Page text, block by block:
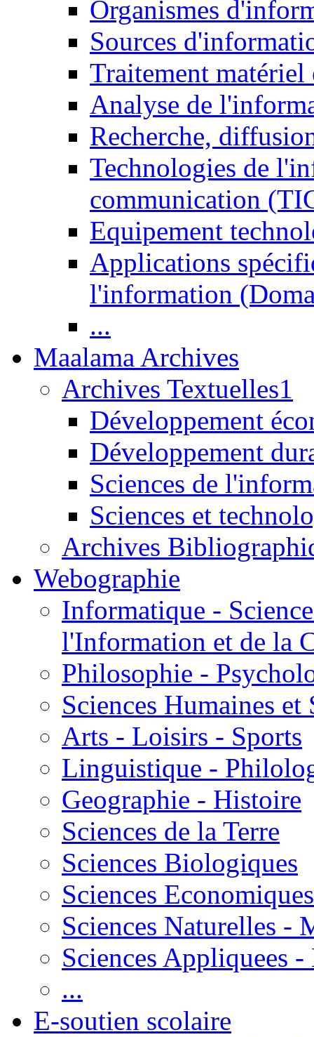
Organismes
Sources
Traitement matériel
Analyse de
Recherche,
Technologies de
communication
Equipement
Applications
l'information
...
Maalama Archives
Archives Textuelles1
Développement
Développement
Sciences de
Sciences et
Archives
Webographie
Informatique -
l'Information et de la
Philosophie -
Sciences Humaines et
Arts - Loisirs - Sports
Linguistique -
Geographie - Histoire
Sciences de la Terre
Sciences Biologiques
Sciences Economiques
Sciences Naturelles -
Sciences Appliquees
...
E-soutien scolaire